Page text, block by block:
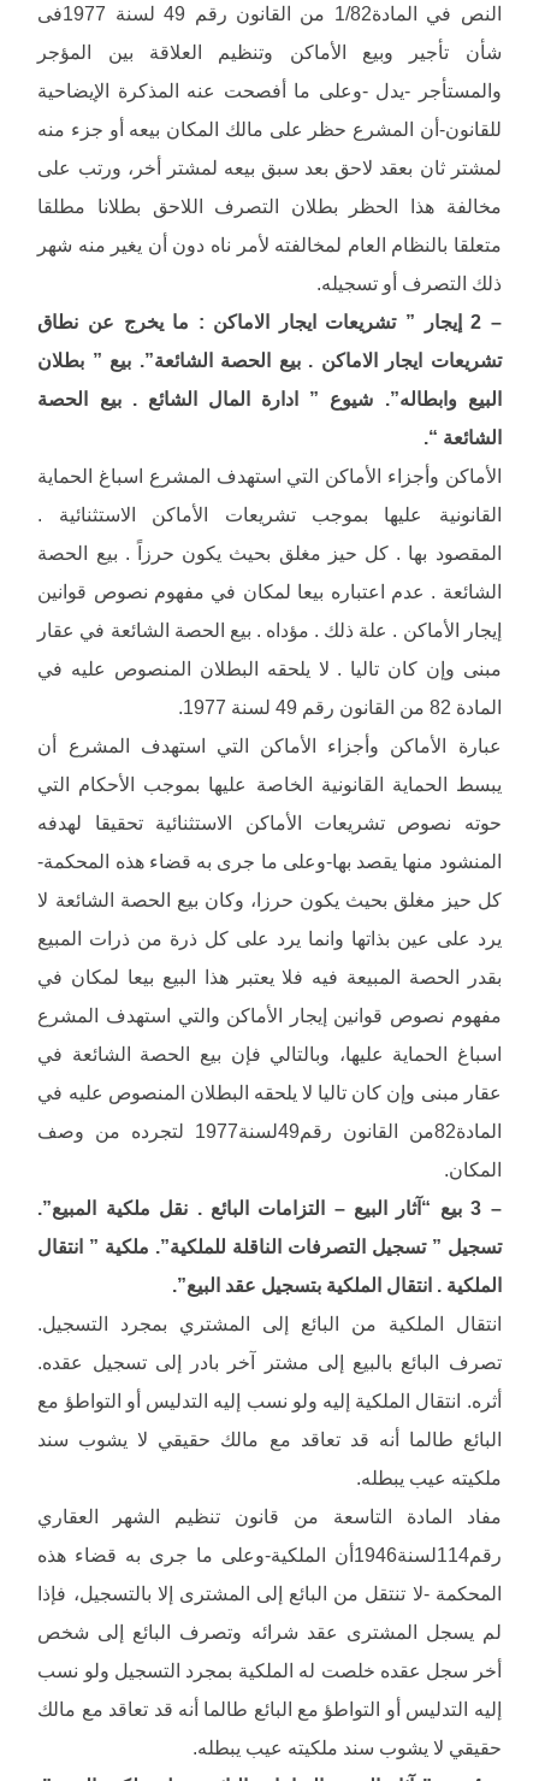
النص في المادة1/82 من القانون رقم 49 لسنة 1977فى
شأن تأجير وبيع الأماكن وتنظيم العلاقة بين المؤجر
والمستأجر -يدل -وعلى ما أفصحت عنه المذكرة الإيضاحية
للقانون-أن المشرع حظر على مالك المكان بيعه أو جزء منه
لمشتر ثان بعقد لاحق بعد سبق بيعه لمشتر أخر، ورتب على
مخالفة هذا الحظر بطلان التصرف اللاحق بطلانا مطلقا
متعلقا بالنظام العام لمخالفته لأمر ناه دون أن يغير منه شهر
ذلك التصرف أو تسجيله.
– 2 إيجار ” تشريعات ايجار الاماكن : ما يخرج عن نطاق
تشريعات ايجار الاماكن . بيع الحصة الشائعة”. بيع ” بطلان
البيع وابطاله”. شيوع ” ادارة المال الشائع . بيع الحصة
الشائعة “.
الأماكن وأجزاء الأماكن التي استهدف المشرع اسباغ الحماية
القانونية عليها بموجب تشريعات الأماكن الاستثنائية .
المقصود بها . كل حيز مغلق بحيث يكون حرزاً . بيع الحصة
الشائعة . عدم اعتباره بيعا لمكان في مفهوم نصوص قوانين
إيجار الأماكن . علة ذلك . مؤداه . بيع الحصة الشائعة في عقار
مبنى وإن كان تاليا . لا يلحقه البطلان المنصوص عليه في
المادة 82 من القانون رقم 49 لسنة 1977.
عبارة الأماكن وأجزاء الأماكن التي استهدف المشرع أن
يبسط الحماية القانونية الخاصة عليها بموجب الأحكام التي
حوته نصوص تشريعات الأماكن الاستثنائية تحقيقا لهدفه
المنشود منها يقصد بها-وعلى ما جرى به قضاء هذه المحكمة-
كل حيز مغلق بحيث يكون حرزا، وكان بيع الحصة الشائعة لا
يرد على عين بذاتها وانما يرد على كل ذرة من ذرات المبيع
بقدر الحصة المبيعة فيه فلا يعتبر هذا البيع بيعا لمكان في
مفهوم نصوص قوانين إيجار الأماكن والتي استهدف المشرع
اسباغ الحماية عليها، وبالتالي فإن بيع الحصة الشائعة في
عقار مبنى وإن كان تاليا لا يلحقه البطلان المنصوص عليه في
المادة82من القانون رقم49لسنة1977 لتجرده من وصف
المكان.
– 3 بيع “آثار البيع – التزامات البائع . نقل ملكية المبيع”.
تسجيل ” تسجيل التصرفات الناقلة للملكية”. ملكية ” انتقال
الملكية . انتقال الملكية بتسجيل عقد البيع”.
انتقال الملكية من البائع إلى المشتري بمجرد التسجيل.
تصرف البائع بالبيع إلى مشتر آخر بادر إلى تسجيل عقده.
أثره. انتقال الملكية إليه ولو نسب إليه التدليس أو التواطؤ مع
البائع طالما أنه قد تعاقد مع مالك حقيقي لا يشوب سند
ملكيته عيب يبطله.
مفاد المادة التاسعة من قانون تنظيم الشهر العقاري
رقم114لسنة1946أن الملكية-وعلى ما جرى به قضاء هذه
المحكمة -لا تنتقل من البائع إلى المشترى إلا بالتسجيل، فإذا
لم يسجل المشترى عقد شرائه وتصرف البائع إلى شخص
أخر سجل عقده خلصت له الملكية بمجرد التسجيل ولو نسب
إليه التدليس أو التواطؤ مع البائع طالما أنه قد تعاقد مع مالك
حقيقي لا يشوب سند ملكيته عيب يبطله.